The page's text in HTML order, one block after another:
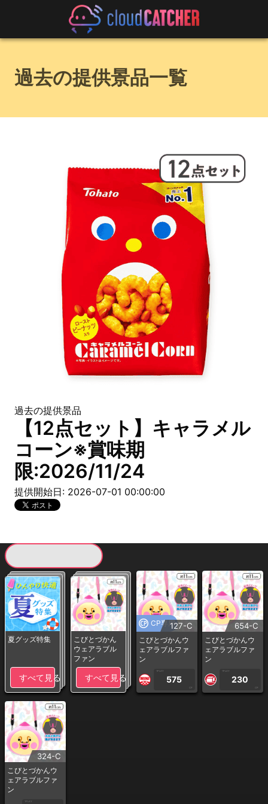
過去の提供景品一覧
過去の提供景品
【12点セット】キャラメル
コーン※賞味期
限:2026/11/24
提供開始日: 2026-07-01 00:00:00
夏グッズ特集
すべて見る
こびとづかん
ウェアラブル
ファン
すべて見る
CP専用127-C
こびとづかんウ
ェアラブルファ
ン
1PLAY
575
CP
654-C
こびとづかんウ
ェアラブルファ
ン
1PLAY
230
CP
324-C
こびとづかんウ
ェアラブルファ
ン
1PLAY